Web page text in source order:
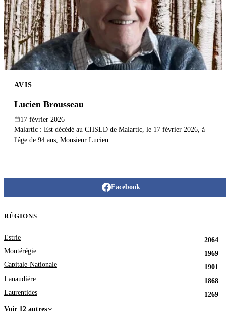
AVIS
Lucien Brousseau
17 février 2026
Malartic : Est décédé au CHSLD de Malartic, le 17 février 2026, à
l'âge de 94 ans, Monsieur Lucien...
Facebook
RÉGIONS
Estrie
2064
Montérégie
1969
Capitale-Nationale
1901
Lanaudière
1868
Laurentides
1269
Voir 12 autres